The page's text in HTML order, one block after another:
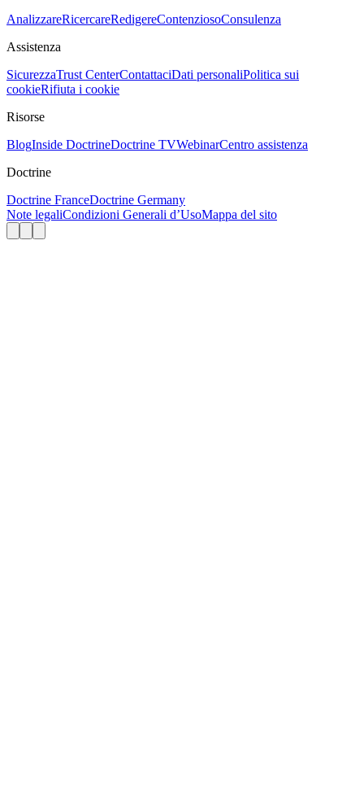
AnalizzareRicercareRedigereContenziosoConsulenza
Assistenza
SicurezzaTrust CenterContattaciDati personaliPolitica sui
cookieRifiuta i cookie
Risorse
BlogInside DoctrineDoctrine TVWebinarCentro assistenza
Doctrine
Doctrine FranceDoctrine Germany
Note legaliCondizioni Generali d’UsoMappa del sito